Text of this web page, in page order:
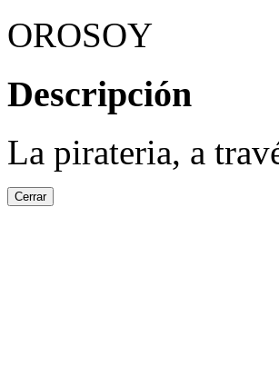
OROSOY
Descripción
La pirateria, a
Cerrar